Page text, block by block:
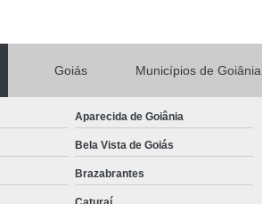
Goiás Municípios de Goiânia
Aparecida de Goiânia
Bela Vista de Goiás
Brazabrantes